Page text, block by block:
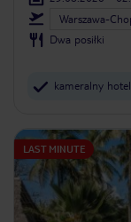
Warszawa-
Dwa posiłki
kameralny hotel
LAST MINUTE